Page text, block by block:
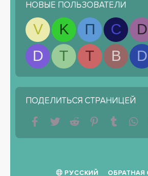
НОВЫЕ ПОЛЬЗОВАТЕЛИ
V K П С D
D
T T B D
ПОДЕЛИТЬСЯ СТРАНИЦЕЙ
Facebook
Twitter Reddit PinterestTumblr
РУССКИЙ ОБРАТНАЯ